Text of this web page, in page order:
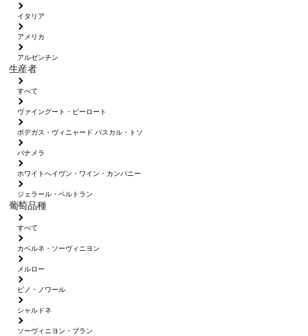
イタリア
アメリカ
アルゼンチン
生産者
すべて
ヴァイングート・ピーロート
ボデガス・ヴィニャード パスカル・トソ
パナメラ
ホワイトへイヴン・ワイン・カンパニー
ジェラール・ベルトラン
葡萄品種
すべて
カベルネ・ソーヴィニヨン
メルロー
ピノ・ノワール
シャルドネ
ソーヴィニヨン・ブラン